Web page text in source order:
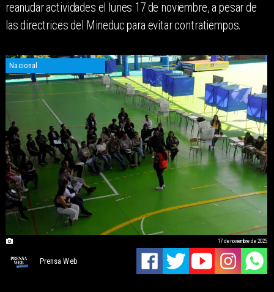
reanudar actividades el lunes 17 de noviembre, a pesar de
las directrices del Mineduc para evitar contratiempos.
Nacional
Prensa Web
17 de noviembre de 2025